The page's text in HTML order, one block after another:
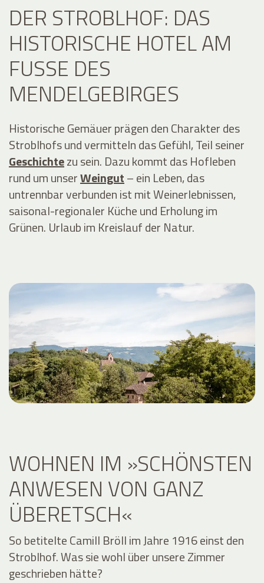
DER STROBLHOF: DAS
HISTORISCHE HOTEL AM
FUSSE DES M
ENDELGEBIRGES
Historische Gemäuer prägen den Charakter des
Stroblhofs und vermitteln das Gefühl, Teil seiner
Geschichtezu sein. Dazu kommt das Hofleben
rund um unserWeingut– ein Leben, das
untrennbar verbunden ist mit Weinerlebnissen,
saisonal-regionaler Küche und Erholung im
Grünen. Urlaub im Kreislauf der Natur.
WOHNEN IM »SCHÖNSTEN
ANWESEN VON GANZ
ÜBERETSCH«
So betitelte Camill Bröll im Jahre 1916 einst den
Stroblhof. Was sie wohl über unsere Zimmer
geschrieben hätte?